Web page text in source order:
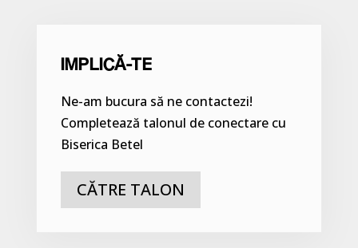
IMPLICĂ-TE
Ne-am bucura să ne contactezi!
Completează talonul de conectare cu
Biserica Betel
CĂTRE TALON